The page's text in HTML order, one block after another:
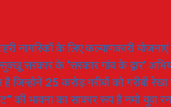
नागरिकों के लिए कल्याणकारी
सरकार के ‘सरकार गांव के द्वार’
जिन्होनें 25 करोड़ गरीबों को गरीबी
की भावना का साकार रूप है नमो युवा